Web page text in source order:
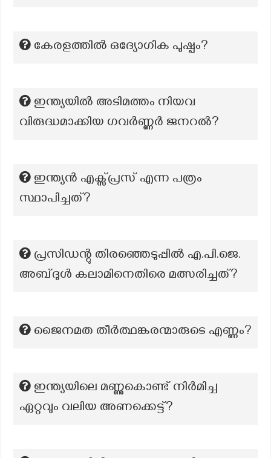
കേരളത്തിൽ ഒദ്യോഗിക പുഷ്പം?
ഇന്ത്യയിൽ അടിമത്തം നിയവ
വിരുദ്ധമാക്കിയ ഗവർണ്ണർ ജനറൽ?
ഇന്ത്യൻ എക്സ്പ്രസ് എന്ന പത്രം
സ്ഥാപിച്ചത്?
പ്രസിഡന്റു തിരഞ്ഞെടുപ്പിൽ എ.പി.ജെ.
അബ്‌ദുൾ കലാമിനെതിരെ മത്സരിച്ചത്?
ജൈനമത തീർത്ഥങ്കരന്മാരുടെ എണ്ണം?
ഇന്ത്യയിലെ മണ്ണുകൊണ്ട് നിർമിച്ച
ഏറ്റവും വലിയ അണക്കെട്ട്?